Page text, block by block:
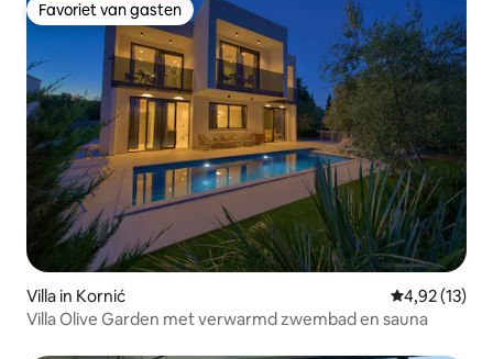
Favoriet van gasten
Favoriet van gasten
Villa in Kornić Gemiddelde
4,92 (13)
Villa Olive Garden met verwarmd zwembad en sauna